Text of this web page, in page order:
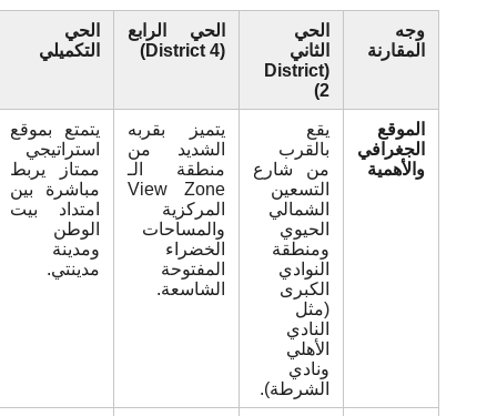
المقارنة
الحي
الثاني
(District
الحي الرابع
الحي
التكميلي
الموقع
الجغرافي
والأهمية
بالقرب
من شارع
التسعين
الشمالي
الحيوي
ومنطقة
النوادي
الكبرى
النادي
الأهلي
ونادي
الشرطة).
يتميز بقربه
الشديد من
منطقة الـ
View Zone
المركزية
والمساحات
الخضراء
المفتوحة
الشاسعة.
يتمتع بموقع
استراتيجي
ممتاز يربط
مباشرة بين
امتداد بيت
الوطن
ومدينة
مدينتي.